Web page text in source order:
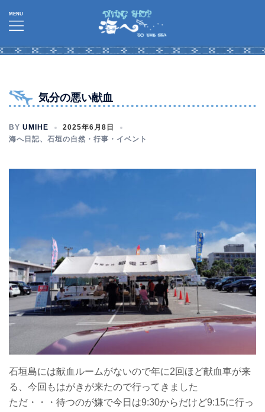
ン
気分の悪い献血
BY UMIHE
2025年6月8日
海へ日記、 石垣の自然・行事・イベント
石垣島には献血ルームがないので年に2回ほど献血車が来
る、今回もはがきが来たので行ってきました
ただ・・・待つのが嫌で今日は9:30からだけど9:15に行っ